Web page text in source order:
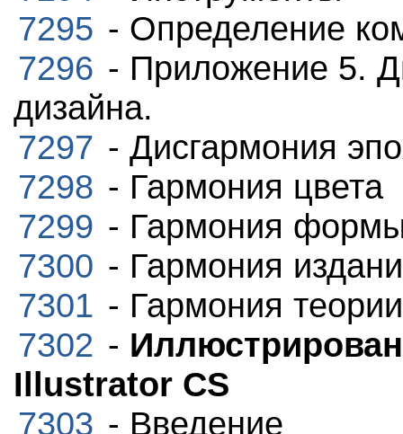
7295 - Определение
7296 - Приложение 5.
дизайна.
7297 - Дисгармония
7298 - Гармония цвета
7299 - Гармония
7300 - Гармония
7301 - Гармония
7302 -
Illustrator CS
7303 - Введение